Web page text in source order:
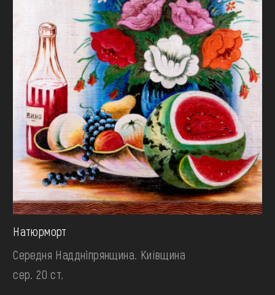
Натюрморт
Середня Наддніпрянщина. Київщина
сер. 20 ст.